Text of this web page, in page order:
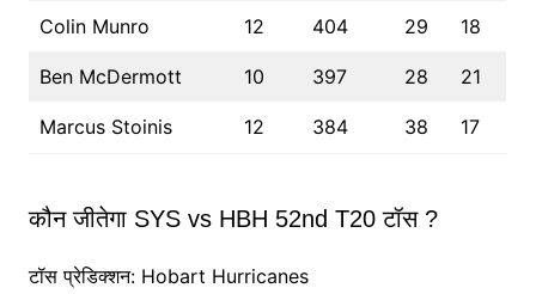
Colin Munro 12 404 29 18
Ben McDermott 10 397 28 21
Marcus Stoinis 12 384 38 17
कौन जीतेगा SYS vs HBH 52nd T20 टॉस ?
टॉस प्रेडिक्शन: Hobart Hurricanes